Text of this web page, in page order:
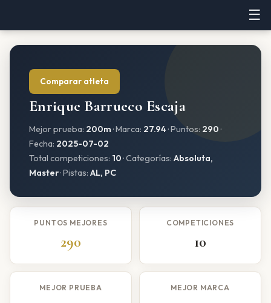
☰
Comparar atleta
Enrique Barrueco Escaja
Mejor prueba: 200m · Marca: 27.94 · Puntos: 290 ·
Fecha: 2025-07-02
Total competiciones: 10 · Categorías: Absoluta,
Master· Pistas: AL, PC
PUNTOS MEJORES
290
COMPETICIONES
10
MEJOR PRUEBA MEJOR MARCA